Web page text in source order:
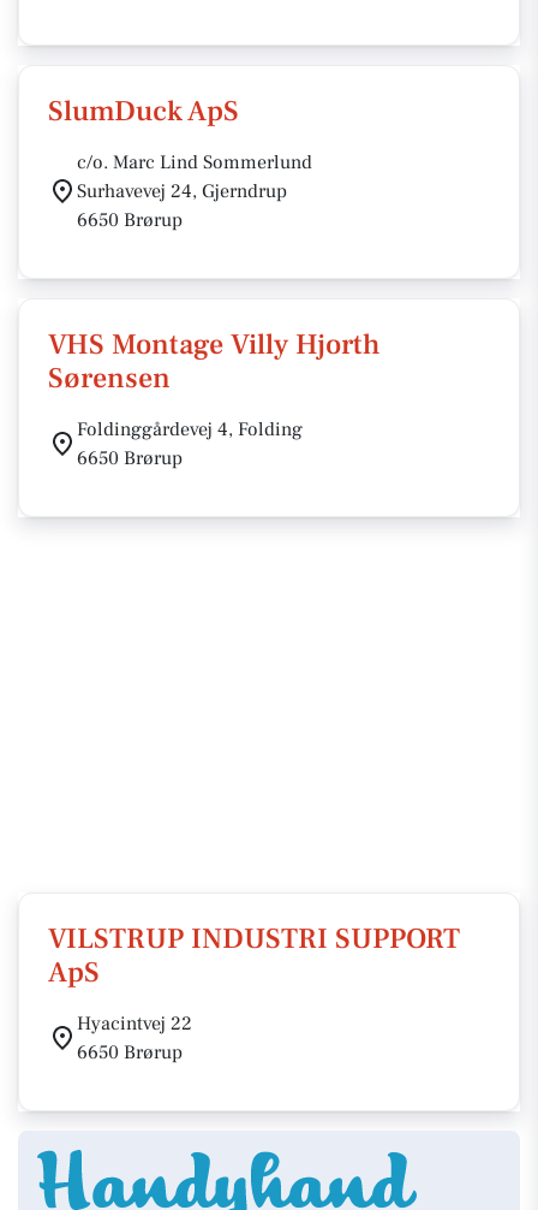
SlumDuck ApS
c/o. Marc Lind Sommerlund
Surhavevej 24, Gjerndrup
6650 Brørup
VHS Montage Villy Hjorth
Sørensen
Foldinggårdevej 4, Folding
6650 Brørup
VILSTRUP INDUSTRI SUPPORT
ApS
Hyacintvej 22
6650 Brørup